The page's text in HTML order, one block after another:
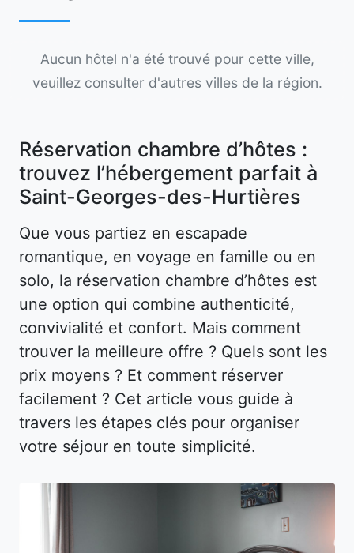
Aucun hôtel n'a été trouvé pour cette ville,
veuillez consulter d'autres villes de la région.
Réservation chambre d’hôtes :
trouvez l’hébergement parfait à
Saint-Georges-des-Hurtières
Que vous partiez en escapade
romantique, en voyage en famille ou en
solo, la réservation chambre d’hôtes est
une option qui combine authenticité,
convivialité et confort. Mais comment
trouver la meilleure offre ? Quels sont les
prix moyens ? Et comment réserver
facilement ? Cet article vous guide à
travers les étapes clés pour organiser
votre séjour en toute simplicité.